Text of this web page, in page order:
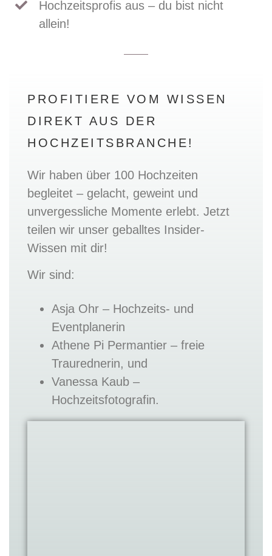
Hochzeitsprofis aus – du bist nicht
allein!
PROFITIERE VOM WISSEN
DIREKT AUS DER
HOCHZEITSBRANCHE!
Wir haben über 100 Hochzeiten
begleitet – gelacht, geweint und
unvergessliche Momente erlebt. Jetzt
teilen wir unser geballtes Insider-
Wissen mit dir!
Wir sind:
Asja Ohr – Hochzeits- und
Eventplanerin
Athene Pi Permantier – freie
Traurednerin, und
Vanessa Kaub –
Hochzeitsfotografin.